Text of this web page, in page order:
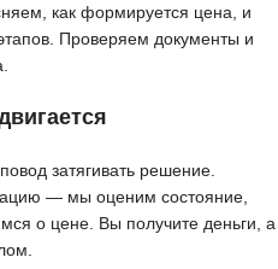
как формируется цена, и
Проверяем документы и
затягивать решение.
— мы оценим состояние,
о цене. Вы получите деньги, а